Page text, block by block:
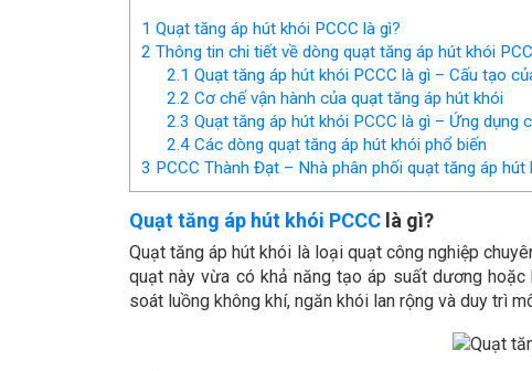
1 Quạt tăng áp hút khói PCCC là gì?
2 Thông tin chi tiết về dòng quạt tăng áp hút khói
2.1 Quạt tăng áp hút khói PCCC là gì – Cấu tạo
2.2 Cơ chế vận hành của quạt tăng áp hút khói
2.3 Quạt tăng áp hút khói PCCC là gì – Ứng dụng
2.4Các dòng quạt tăng áp hút khói phổ biến
3 PCCC Thành Đạt – Nhà phân phối quạt tăng áp
Quạt tăng áp hút khói PCCC là gì?
Quạt tăng áp hút khói là loại quạt công nghiệp
quạt này vừa có khả năng tạo áp suất dương
soát luồng không khí, ngăn khói lan rộng và duy trì